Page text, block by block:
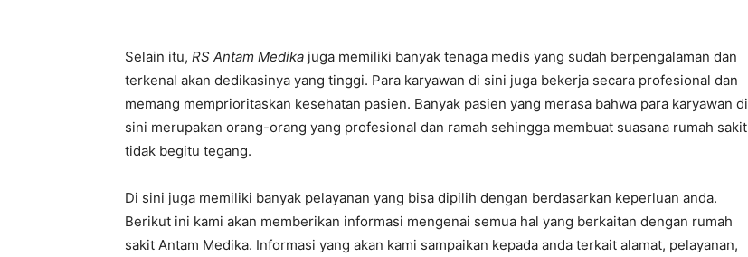
Selain itu, RS Antam Medika juga memiliki banyak tenaga medis yang sudah berpengalaman dan
terkenal akan dedikasinya yang tinggi. Para karyawan di sini juga bekerja secara profesional dan
memang memprioritaskan kesehatan pasien. Banyak pasien yang merasa bahwa para karyawan di
sini merupakan orang-orang yang profesional dan ramah sehingga membuat suasana rumah sakit
tidak begitu tegang.
Di sini juga memiliki banyak pelayanan yang bisa dipilih dengan berdasarkan keperluan anda.
Berikut ini kami akan memberikan informasi mengenai semua hal yang berkaitan dengan rumah
sakit Antam Medika. Informasi yang akan kami sampaikan kepada anda terkait alamat, pelayanan,